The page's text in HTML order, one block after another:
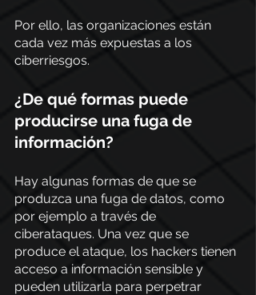
Por ello, las organizaciones están
cada vez más expuestas a los
ciberriesgos.
¿De qué formas puede
producirse una fuga de
información?
Hay algunas formas de que se
produzca una fuga de datos, como
por ejemplo a través de
ciberataques. Una vez que se
produce el ataque, los hackers tienen
acceso a información sensible y
pueden utilizarla para perpetrar